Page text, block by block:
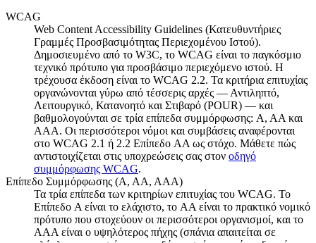
WCAG
Web Content Accessibility Guidelines (Κατευθυντήριες
Γραμμές Προσβασιμότητας Περιεχομένου Ιστού).
Δημοσιευμένο από το W3C, το WCAG είναι το παγκόσμιο
τεχνικό πρότυπο για προσβάσιμο περιεχόμενο ιστού. Η
τρέχουσα έκδοση είναι το WCAG 2.2. Τα κριτήρια επιτυχίας
οργανώνονται γύρω από τέσσερις αρχές — Αντιληπτό,
Λειτουργικό, Κατανοητό και Στιβαρό (POUR) — και
βαθμολογούνται σε τρία επίπεδα συμμόρφωσης: A, AA και
AAA. Οι περισσότεροι νόμοι και συμβάσεις αναφέρονται
στο WCAG 2.1 ή 2.2 Επίπεδο AA ως στόχο. Μάθετε πώς
αντιστοιχίζεται στις υποχρεώσεις σας στον οδηγό
συμμόρφωσης WCAG.
Επίπεδο Συμμόρφωσης (A, AA, AAA)
Τα τρία επίπεδα των κριτηρίων επιτυχίας του WCAG. Το
Επίπεδο A είναι το ελάχιστο, το AA είναι το πρακτικό νομικό
πρότυπο που στοχεύουν οι περισσότεροι οργανισμοί, και το
AAA είναι ο υψηλότερος πήχης (σπάνια απαιτείται σε